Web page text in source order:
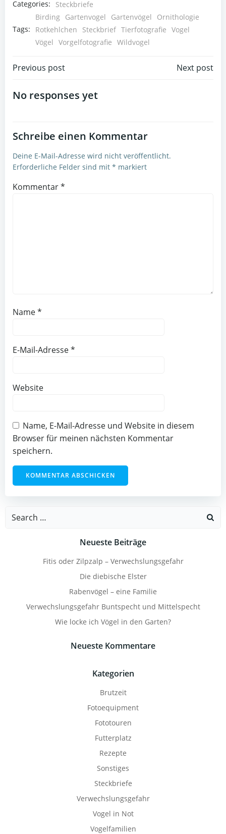
Categories: Steckbriefe
Tags:
Birding Gartenvogel Gartenvögel
Ornithologie
Rotkehlchen
Steckbrief Tierfotografie Vogel
Vögel Vorgelfotografie Wildvogel
Beitragsnavigation
Previous post Next post
No responses yet
Schreibe einen Kommentar
Deine E-Mail-Adresse wird nicht veröffentlicht.
Erforderliche Felder sind mit * markiert
Kommentar*
Name*
E-Mail-Adresse*
Website
Name, E-Mail-Adresse und Website in diesem
Browser für meinen nächsten Kommentar
speichern.
Search
Neueste Beiträge
Fitis oder Zilpzalp – Verwechslungsgefahr
Die diebische Elster
Rabenvögel – eine Familie
Verwechslungsgefahr Buntspecht und Mittelspecht
Wie locke ich Vögel in den Garten?
Neueste Kommentare
Kategorien
Brutzeit
Fotoequipment
Fototouren
Futterplatz
Rezepte
Sonstiges
Steckbriefe
Verwechslungsgefahr
Vogel in Not
Vogelfamilien